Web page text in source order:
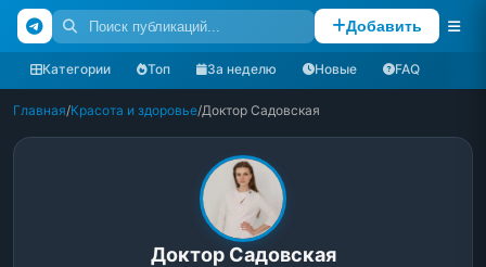
Добавить
Категории Топ За неделю Новые FAQ
Главная/Красота и здоровье/Доктор Садовская
Доктор Садовская